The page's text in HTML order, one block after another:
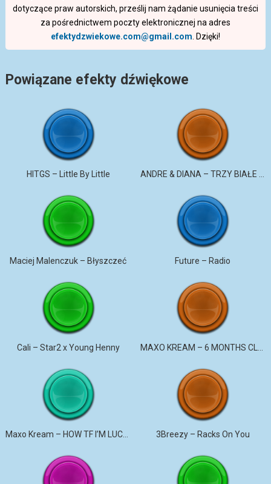
dotyczące praw autorskich, prześlij nam żądanie usunięcia treści
za pośrednictwem poczty elektronicznej na adres
efektydzwiekowe.com@gmail.com . Dzięki!
Powiązane efekty dźwiękowe
HITGS – Little By Little
Maciej Malenczuk – Błyszczeć Future – Radio
Cali – Star2 x Young Henny
Maxo Kream – HOW TF I’M LUCKY 3Breezy – Racks On You